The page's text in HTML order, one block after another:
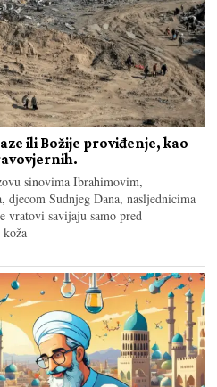
ili Božije proviđenje, kao
sinovima Ibrahimovim,
djecom Sudnjeg Dana, nasljednicima
vratovi savijaju samo pred